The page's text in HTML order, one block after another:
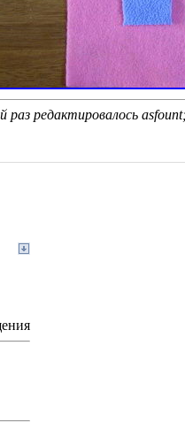
раз редактировалось